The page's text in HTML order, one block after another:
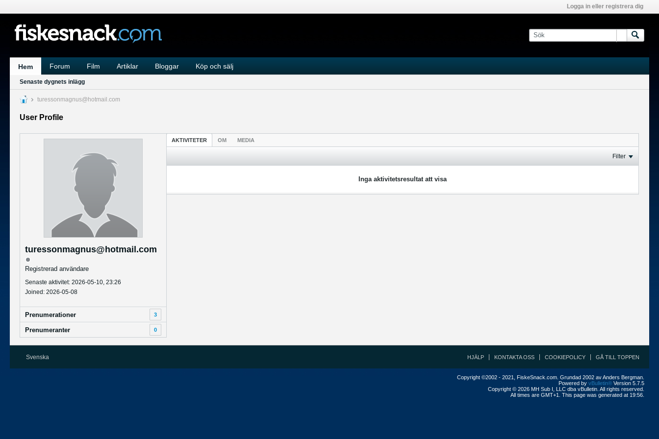
Logga in eller registrera dig
Hem Forum Film Artiklar Bloggar Köp och sälj
Senaste dygnets inlägg
turessonmagnus@hotmail.com
User Profile
turessonmagnus@hotmail.com
Registrerad användare
Senaste aktivitet: 2026-05-10, 23:26
Joined: 2026-05-08
Prenumerationer 3
Prenumeranter 0
AKTIVITETER OM MEDIA
Filter
Inga aktivitetsresultat att visa
Svenska HJÄLP KONTAKTA OSS COOKIEPOLICY GÅ TILL TOPPEN
Copyright ©2002 - 2021, FiskeSnack.com. Grundad 2002 av Anders Bergman.
Powered by vBulletin® Version 5.7.5
Copyright © 2026 MH Sub I, LLC dba vBulletin. All rights reserved.
All times are GMT+1. This page was generated at 19:56.